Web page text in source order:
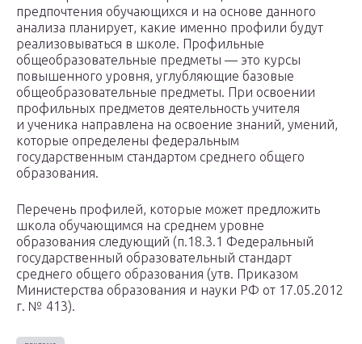
предпочтения обучающихся и на основе данного
анализа планирует, какие именно профили будут
реализовываться в школе. Профильные
общеобразовательные предметы — это курсы
повышенного уровня, углубляющие базовые
общеобразовательные предметы. При освоении
профильных предметов деятельность учителя
и ученика направлена на освоение знаний, умений,
которые определены федеральным
государственным стандартом среднего общего
образования.
Перечень профилей, которые может предложить
школа обучающимся на среднем уровне
образования следующий (п.18.3.1 Федеральный
государственный образовательный стандарт
среднего общего образования (утв. Приказом
Министерства образования и науки РФ от 17.05.2012
г. № 413).